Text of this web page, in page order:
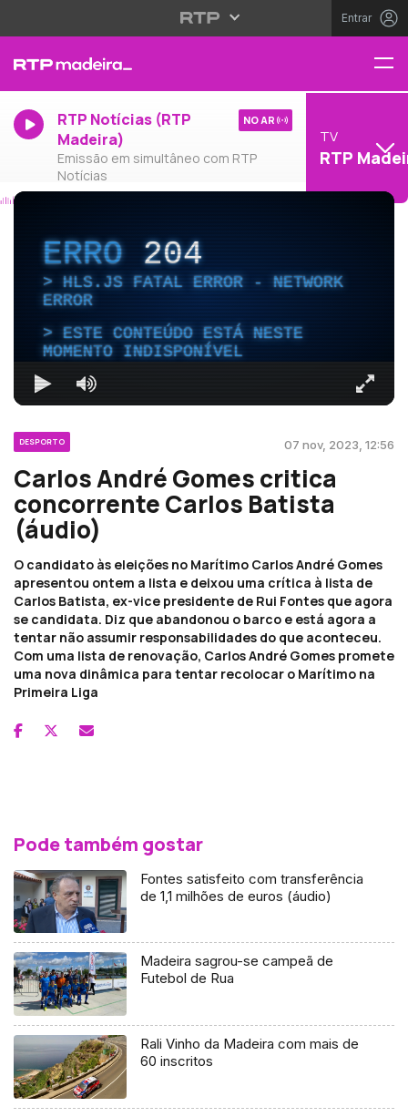
Entrar
RTP Notícias (RTP
Madeira)
Emissão em simultâneo com RTP
Notícias
NO AR
TV
RTP
ERRO204
HLS.JS FATAL ERROR - NETWORK
ERROR
ESTE CONTEÚDO ESTÁ NESTE
MOMENTO INDISPONÍVEL
DESPORTO 07 nov, 2023, 12:56
Carlos André Gomes critica
concorrente Carlos Batista
(áudio)
O candidato às eleições no Marítimo Carlos André Gomes
apresentou ontem a lista e deixou uma crítica à lista de
Carlos Batista, ex-vice presidente de Rui Fontes que agora
se candidata. Diz que abandonou o barco e está agora a
tentar não assumir responsabilidades do que aconteceu.
Com uma lista de renovação, Carlos André Gomes promete
uma nova dinâmica para tentar recolocar o Marítimo na
Primeira Liga
Pode também gostar
Fontes satisfeito com transferência
de 1,1 milhões de euros (áudio)
Madeira sagrou-se campeã de
Futebol de Rua
Rali Vinho da Madeira com mais de
60 inscritos